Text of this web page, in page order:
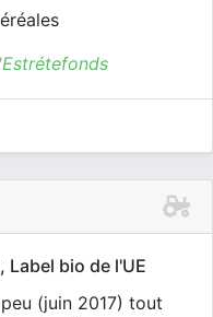
bio de l'UE
(juin 2017) tout